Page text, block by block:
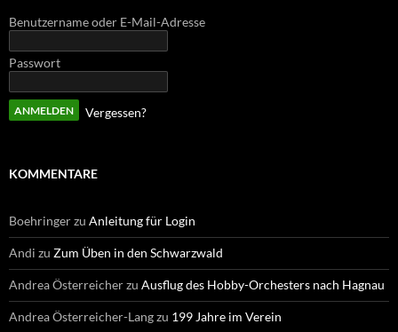
Benutzername oder E-Mail-Adresse
Passwort
Vergessen?
KOMMENTARE
Boehringerzu Anleitung für Login
Andi zu Zum Üben in den Schwarzwald
Andrea Österreicherzu Ausflug des Hobby-Orchesters nach Hagnau
Andrea Österreicher-Langzu 199 Jahre im Verein